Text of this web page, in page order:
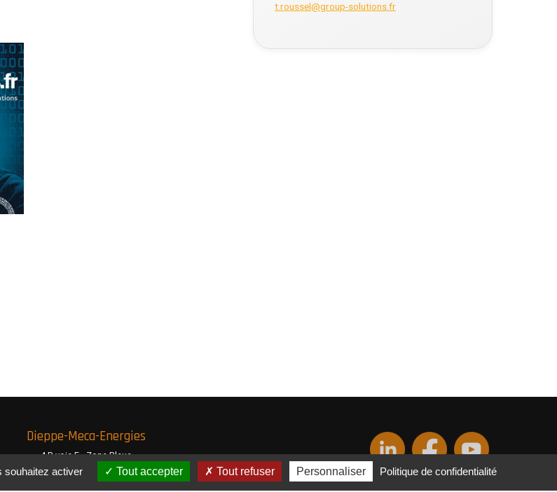
t.roussel@group-solutions.fr
Dieppe-Meca-Energies
4 B voie F - Zone Bleue
Zone Industrielle Louis Delaporte
souhaitez activer Tout accepter Tout refuser Personnaliser Politique de confidentialité